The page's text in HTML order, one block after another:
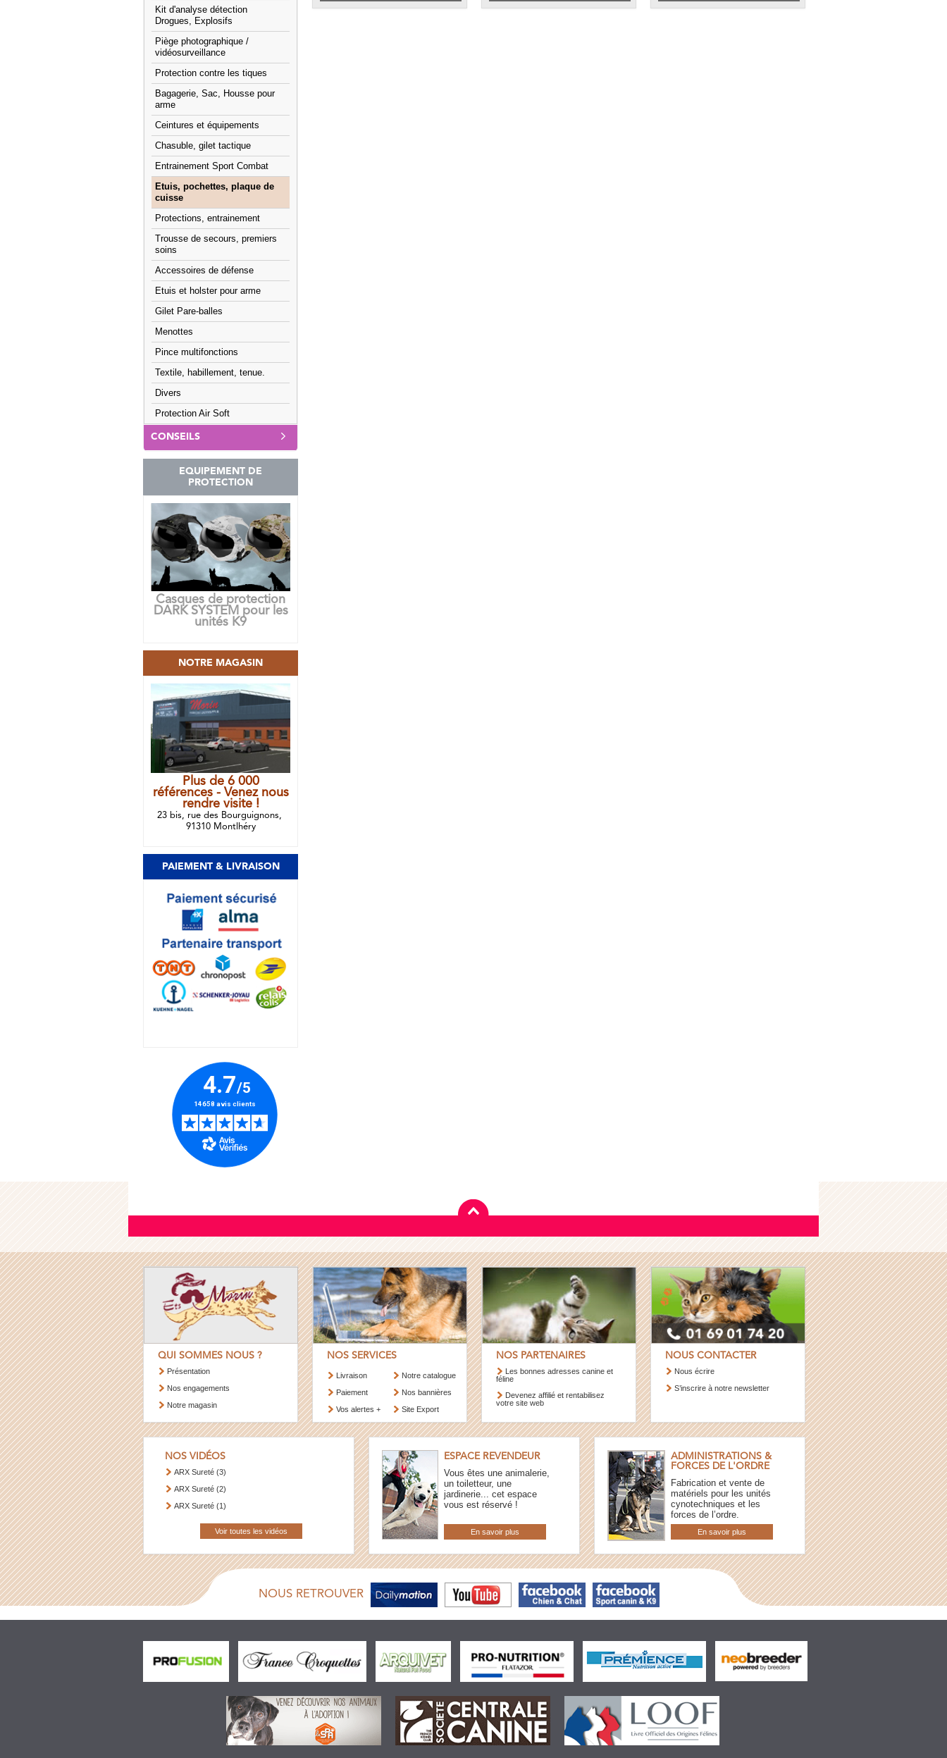
Kit d'analyse détection
Drogues, Explosifs
Piège photographique /
vidéosurveillance
Protection contre les tiques
Bagagerie, Sac, Housse pour
arme
Ceintures et équipements
Chasuble, gilet tactique
Entrainement Sport Combat
Etuis, pochettes, plaque de
cuisse
Protections, entrainement
Trousse de secours, premiers
soins
Accessoires de défense
Etuis et holster pour arme
Gilet Pare-balles
Menottes
Pince multifonctions
Textile, habillement, tenue.
Divers
Protection Air Soft
CONSEILS
EQUIPEMENT DE
PROTECTION
Casques de protection
DARK SYSTEM pour les
unités K9
NOTRE MAGASIN
Plus de 6 000
références - Venez nous
rendre visite !
23 bis, rue des Bourguignons,
91310 Montlhéry
PAIEMENT & LIVRAISON
QUI SOMMES NOUS ?
Présentation
Nos engagements
Notre magasin
NOS SERVICES
Livraison
Paiement
Vos alertes +
Notre catalogue
Nos bannières
Site Export
NOS PARTENAIRES
Les bonnes adresses canine et
féline
Devenez affilié et rentabilisez
votre site web
NOUS CONTACTER
Nous écrire
S’inscrire à notre newsletter
NOS VIDÉOS
ARX Sureté (3)
ARX Sureté (2)
ARX Sureté (1)
Voir toutes les vidéos
ESPACE REVENDEUR
Vous êtes une animalerie,
un toiletteur, une
jardinerie... cet espace
vous est réservé !
En savoir plus
ADMINISTRATIONS &
FORCES DE L'ORDRE
Fabrication et vente de
matériels pour les unités
cynotechniques et les
forces de l’ordre.
En savoir plus
NOUS RETROUVER